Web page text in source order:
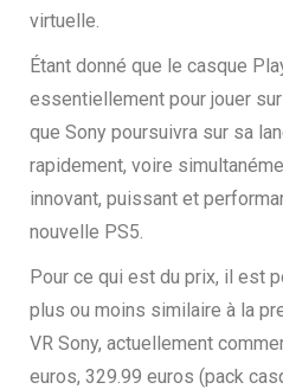
virtuelle.
Étant donné que le casque
essentiellement pour jouer
que Sony poursuivra sur sa
rapidement, voire
innovant, puissant et
nouvelle PS5.
Pour ce qui est du prix, il est
plus ou moins similaire à la
VR Sony, actuellement
euros, 329.99 euros (pack